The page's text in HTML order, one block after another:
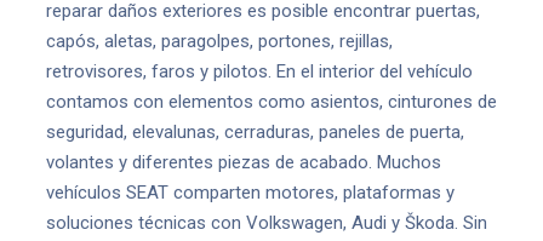
reparar daños exteriores es posible encontrar puertas,
capós, aletas, paragolpes, portones, rejillas,
retrovisores, faros y pilotos. En el interior del vehículo
contamos con elementos como asientos, cinturones de
seguridad, elevalunas, cerraduras, paneles de puerta,
volantes y diferentes piezas de acabado. Muchos
vehículos SEAT comparten motores, plataformas y
soluciones técnicas con Volkswagen, Audi y Škoda. Sin